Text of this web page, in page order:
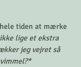
tiden at mærke
lige et ekstra
jeg vejret så